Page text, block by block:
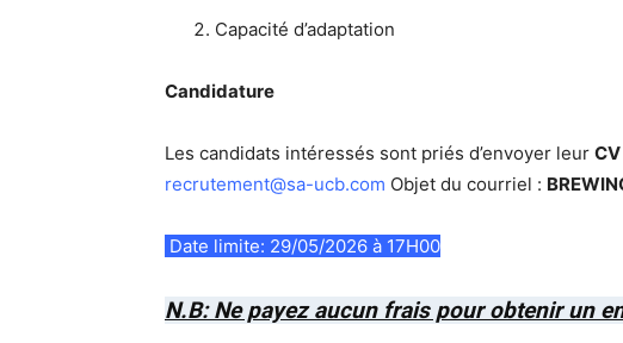
Capacité d’adaptation
Candidature
Les candidats intéressés sont priés d’envoyer leur
recrutement@sa-ucb.com Objet du courriel :
Date limite: 29/05/2026 à 17H00
N.B: Ne payez aucun frais pour obtenir un